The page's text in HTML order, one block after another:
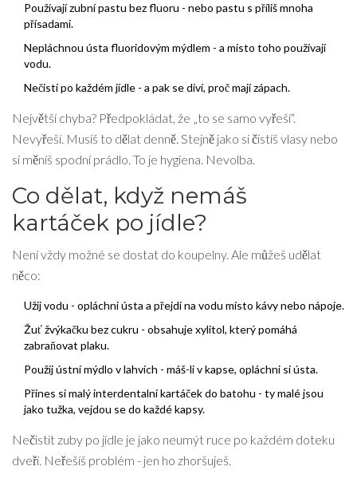
Používají zubní pastu bez fluoru - nebo pastu s příliš mnoha
přísadami.
Nepláchnou ústa fluoridovým mýdlem - a místo toho používají
vodu.
Nečistí po každém jídle - a pak se diví, proč mají zápach.
Největší chyba? Předpokládat, že „to se samo vyřeší“.
Nevyřeší. Musíš to dělat denně. Stejně jako si čistíš vlasy nebo
si měníš spodní prádlo. To je hygiena. Nevolba.
Co dělat, když nemáš
kartáček po jídle?
Není vždy možné se dostat do koupelny. Ale můžeš udělat
něco:
Užij vodu - opláchni ústa a přejdi na vodu místo kávy nebo nápoje.
Žuť žvýkačku bez cukru - obsahuje xylitol, který pomáhá
zabraňovat plaku.
Použij ústní mýdlo v lahvích - máš-li v kapse, opláchni si ústa.
Přines si malý interdentalní kartáček do batohu - ty malé jsou
jako tužka, vejdou se do každé kapsy.
Nečistit zuby po jídle je jako neumýt ruce po každém doteku
dveří. Neřešíš problém - jen ho zhoršuješ.